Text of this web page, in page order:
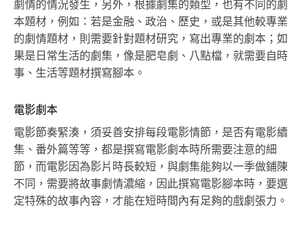
劇情的情況發生，另外，根據劇集的類型，也有不同的劇
本題材，例如：若是金融、政治、歷史，或是其他較專業
的劇情題材，則需要針對題材研究，寫出專業的劇本；如
果是日常生活的劇集，像是肥皂劇、八點檔，就需要自時
事、生活等題材撰寫腳本。
電影劇本
電影節奏緊湊，須妥善安排每段電影情節，是否有電影續
集、番外篇等等，都是撰寫電影劇本時所需要注意的細
節，而電影因為影片時長較短，與劇集能夠以一季做鋪陳
不同，需要將故事劇情濃縮，因此撰寫電影腳本時，要選
定特殊的故事內容，才能在短時間內有足夠的戲劇張力。